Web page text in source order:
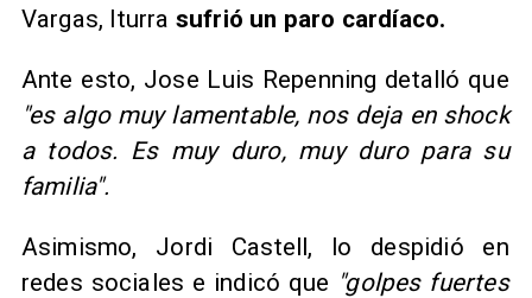
Vargas, Iturra sufrió un paro cardíaco.
Ante esto, Jose Luis Repenning detalló que
"es algo muy lamentable, nos deja en shock
a todos. Es muy duro, muy duro para su
familia".
Asimismo, Jordi Castell, lo despidió en
redes sociales e indicó que "golpes fuertes